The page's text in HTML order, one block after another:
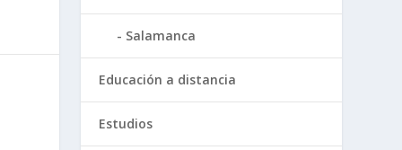
Salamanca
Educación a distancia
Estudios